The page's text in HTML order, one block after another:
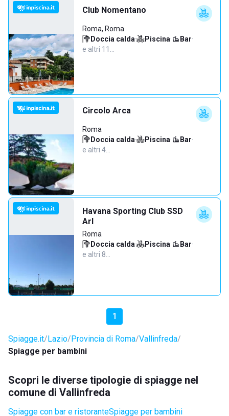
Club Nomentano
Roma, Roma
Doccia calda· Piscina· Bar·
e altri 11…
Circolo Arca
Roma
Doccia calda· Piscina· Bar·
e altri 4…
Havana Sporting Club SSD
Arl
Roma
Doccia calda· Piscina· Bar·
e altri 8…
1
Spiagge.it Lazio Provincia di Roma Vallinfreda
Spiagge per bambini
Scopri le diverse tipologie di spiagge nel
comune di Vallinfreda
Spiagge con bar e ristoranteSpiagge per bambini